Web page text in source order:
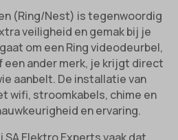
(Ring/Nest) is tegenwoordig
veiligheid en gemak bij je
om een Ring videodeurbel,
een ander merk, je krijgt direct
aanbelt. De installatie van
wifi, stroomkabels, chime en
en ervaring.